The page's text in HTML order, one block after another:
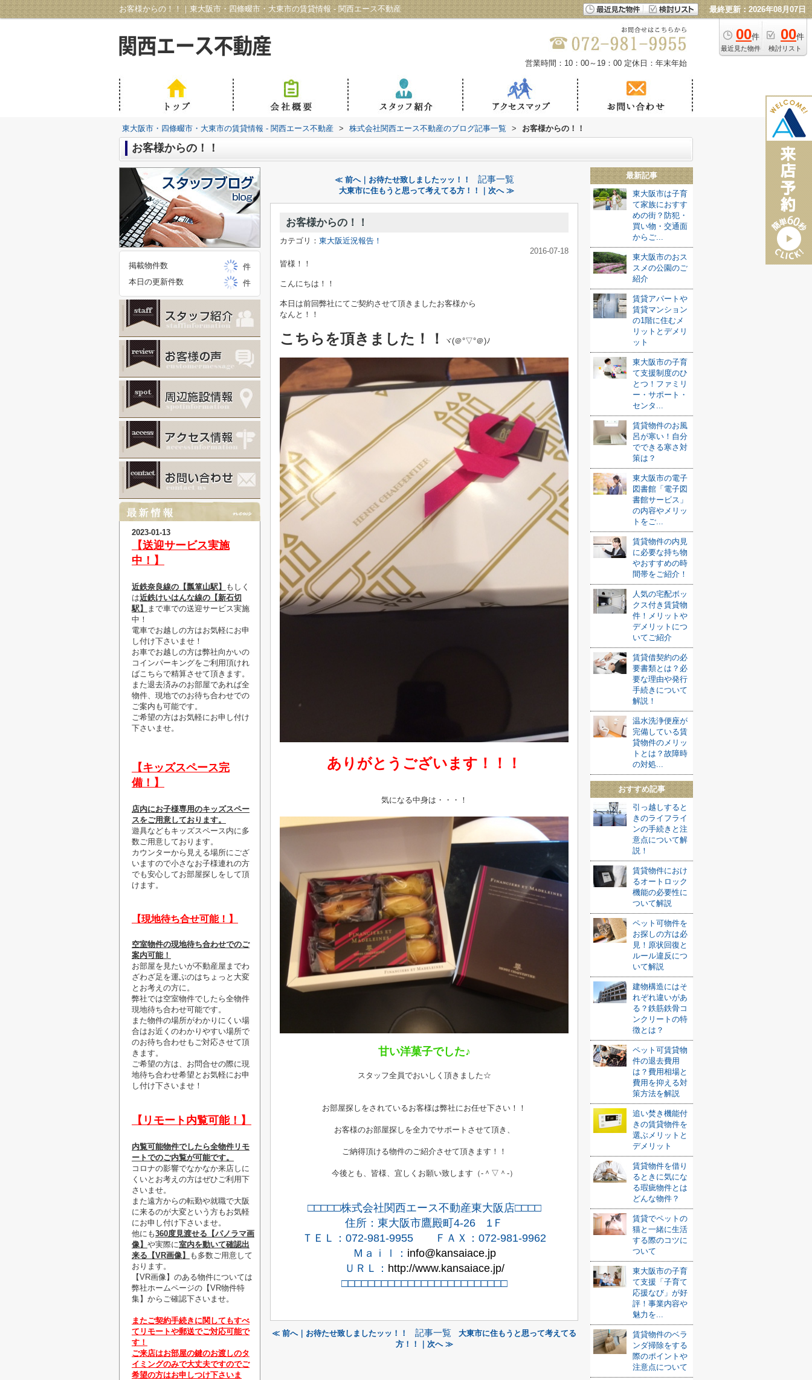
お客様からの！！｜東大阪市・四條畷市・大東市の賃貸情報 - 関西エース不動産 最終更新：2026年08月07日
00件
最近見た物件
00件
検討リスト
営業時間：10：00～19：00 定休日：年末年始
東大阪市・四條畷市・大東市の賃貸情報 - 関西エース不動産 > 株式会社関西エース不動産のブログ記事一覧 > お客様からの！！
お客様からの！！
≪ 前へ｜お待たせ致しましたッッ！！ 記事一覧
大東市に住もうと思って考えてる方！！｜次へ ≫
お客様からの！！
カテゴリ： 東大阪近況報告！
2016-07-18
皆様！！
こんにちは！！
本日は前回弊社にてご契約させて頂きましたお客様から
なんと！！
こちらを頂きました！！ ヾ(＠°▽°＠)ﾉ
ありがとうございます！！！
気になる中身は・・・！
甘い洋菓子でした♪
スタッフ全員でおいしく頂きました☆
お部屋探しをされているお客様は弊社にお任せ下さい！！
お客様のお部屋探しを全力でサポートさせて頂き、
ご納得頂ける物件のご紹介させて頂きます！！
今後とも、皆様、宜しくお願い致します（‐＾▽＾‐）
□□□□□株式会社関西エース不動産東大阪店□□□□
住所：東大阪市鷹殿町4-26 1 Ｆ
ＴＥＬ： 072-981-9955 ＦＡＸ： 072-981-9962
Ｍａｉｌ： info@kansaiace.jp
ＵＲＬ： http://www.kansaiace.jp/
□□□□□□□□□□□□□□□□□□□□□□□□□
≪ 前へ｜お待たせ致しましたッッ！！ 記事一覧
大東市に住もうと思って考えてる
方！！｜次へ ≫
最新記事
東大阪市は子育
て家族におすす
めの街？防犯・
買い物・交通面
からご...
東大阪市のおス
スメの公園のご
紹介
賃貸アパートや
賃貸マンション
の1階に住むメ
リットとデメリ
ット
東大阪市の子育
て支援制度のひ
とつ！ファミリ
ー・サポート・
センタ...
賃貸物件のお風
呂が寒い！自分
でできる寒さ対
策は？
東大阪市の電子
図書館「電子図
書館サービス」
の内容やメリッ
トをご...
賃貸物件の内見
に必要な持ち物
やおすすめの時
間帯をご紹介！
人気の宅配ボッ
クス付き賃貸物
件！メリットや
デメリットにつ
いてご紹介
賃貸借契約の必
要書類とは？必
要な理由や発行
手続きについて
解説！
温水洗浄便座が
完備している賃
貸物件のメリッ
トとは？故障時
の対処...
おすすめ記事
引っ越しすると
きのライフライ
ンの手続きと注
意点について解
説！
賃貸物件におけ
るオートロック
機能の必要性に
ついて解説
ペット可物件を
お探しの方は必
見！原状回復と
ルール違反につ
いて解説
建物構造にはそ
れぞれ違いがあ
る？鉄筋鉄骨コ
ンクリートの特
徴とは？
ペット可賃貸物
件の退去費用
は？費用相場と
費用を抑える対
策方法を解説
追い焚き機能付
きの賃貸物件を
選ぶメリットと
デメリット
賃貸物件を借り
るときに気にな
る瑕疵物件とは
どんな物件？
賃貸でペットの
猫と一緒に生活
する際のコツに
ついて
東大阪市の子育
て支援「子育て
応援なび」が好
評！事業内容や
魅力を...
賃貸物件のベラ
ンダ掃除をする
際のポイントや
注意点について
掲載物件数
件
本日の更新件数
件
2023-01-13
【送迎サービス実施
中！】
近鉄奈良線の【瓢箪山駅】
もしく
は近鉄けいはんな線の【新石切
駅】
まで車での送迎サービス実施
中！
電車でお越しの方はお気軽にお申
し付け下さいませ！
お車でお越しの方は弊社向かいの
コインパーキングをご利用頂けれ
ばこちらで精算させて頂きます。
また退去済みのお部屋であれば全
物件、現地でのお待ち合わせでの
ご案内も可能です。
ご希望の方はお気軽にお申し付け
下さいませ。
【キッズスペース完
備！】
店内にお子様専用のキッズスペー
スをご用意しております。
遊具などもキッズスペース内に多
数ご用意しております。
カウンターから見える場所にござ
いますので小さなお子様連れの方
でも安心してお部屋探しをして頂
けます。
【現地待ち合せ可能！】
空室物件の現地待ち合わせでのご
案内可能！
お部屋を見たいが不動産屋までわ
ざわざ足を運ぶのはちょっと大変
とお考えの方に。
弊社では空室物件でしたら全物件
現地待ち合わせ可能です。
また物件の場所がわかりにくい場
合はお近くのわかりやすい場所で
のお待ち合わせもご対応させて頂
きます。
ご希望の方は、お問合せの際に現
地待ち合わせ希望とお気軽にお申
し付け下さいませ！
【リモート内覧可能！】
内覧可能物件でしたら全物件リモ
ートでのご内覧が可能です。
コロナの影響でなかなか来店しに
くいとお考えの方はぜひご利用下
さいませ。
また遠方からの転勤や就職で大阪
に来るのが大変という方もお気軽
にお申し付け下さいませ。
他にも360度見渡せる【パノラマ画
像】 や実際に室内を動いて確認出
来る【VR画像】
も多数ご用意して
おります。
【VR画像】のある物件については
弊社ホームページの【VR物件特
集】からご確認下さいませ。
またご契約手続きに関してもすべ
てリモートや郵送でご対応可能で
す！
ご来店はお部屋の鍵のお渡しのタ
イミングのみで大丈夫ですのでご
希望の方はお申しつけ下さいま